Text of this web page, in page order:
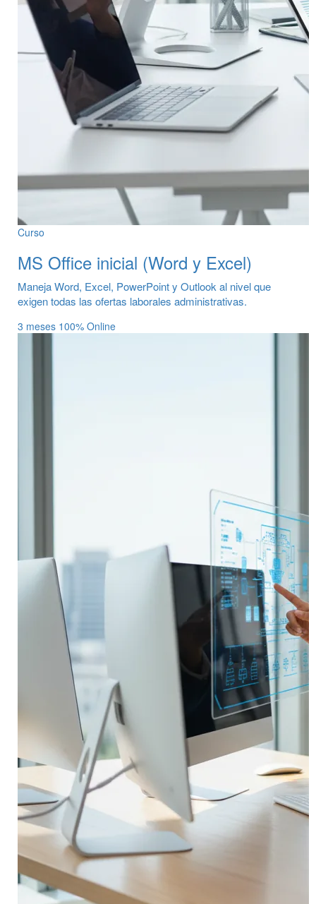
Curso
MS Office inicial (Word y Excel)
Maneja Word, Excel, PowerPoint y Outlook al nivel que
exigen todas las ofertas laborales administrativas.
3 meses 100% Online